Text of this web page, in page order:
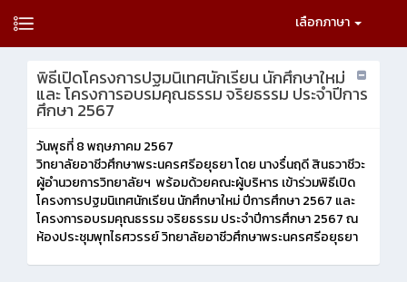
เลือกภาษา
พิธีเปิดโครงการปฐมนิเทศนักเรียน นักศึกษาใหม่
และ โครงการอบรมคุณธรรม จริยธรรม ประจำปีการ
ศึกษา 2567
วันพุธที่ 8 พฤษภาคม 2567
วิทยาลัยอาชีวศึกษาพระนครศรีอยุธยา โดย นางรื่นฤดี สินธวาชีวะ
ผู้อำนวยการวิทยาลัยฯ พร้อมด้วยคณะผู้บริหาร เข้าร่วมพิธีเปิด
โครงการปฐมนิเทศนักเรียน นักศึกษาใหม่ ปีการศึกษา 2567 และ
โครงการอบรมคุณธรรม จริยธรรม ประจำปีการศึกษา 2567 ณ
ห้องประชุมพุทไธศวรรย์ วิทยาลัยอาชีวศึกษาพระนครศรีอยุธยา